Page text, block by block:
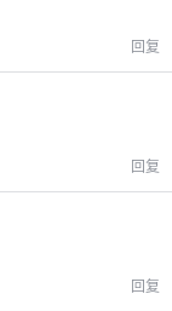
回复
回复
回复